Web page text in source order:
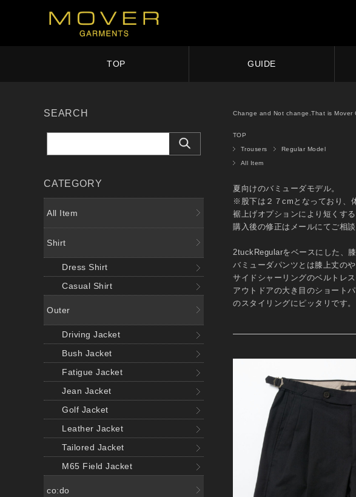
TOP GUIDE
Change and Not change.That is Mover
TOP
Trousers Regular Model
All Item
夏向けのバミューダモデル。
※股下は２７cmとなっており、
裾上げオプションにより短くす
購入後の修正はメールにてご相
2tuckRegularをベースにした、
バミューダパンツとは膝上丈の
サイドシャーリングのベルトレス
アウトドアの大き目のショート
のスタイリングにピッタリです。
SEARCH
CATEGORY
All Item
Shirt
Dress Shirt
Casual Shirt
Outer
Driving Jacket
Bush Jacket
Fatigue Jacket
Jean Jacket
Golf Jacket
Leather Jacket
Tailored Jacket
M65 Field Jacket
co:do